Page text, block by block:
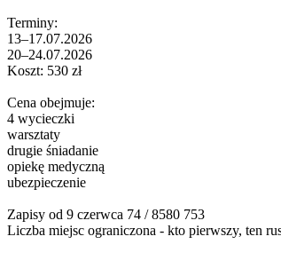
Terminy:
13–17.07.2026
20–24.07.2026
Koszt: 530 zł
Cena obejmuje:
4 wycieczki
warsztaty
drugie śniadanie
opiekę medyczną
ubezpieczenie
Zapisy od 9 czerwca 74 / 8580 753
Liczba miejsc ograniczona - kto pierwszy, ten